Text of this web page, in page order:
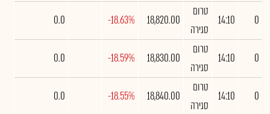
0
14:10
טרום
סגירה
18,820.00
-18.63%
0.0
0
14:10
טרום
סגירה
18,830.00
-18.59%
0.0
0
14:10
טרום
סגירה
18,840.00
-18.55%
0.0